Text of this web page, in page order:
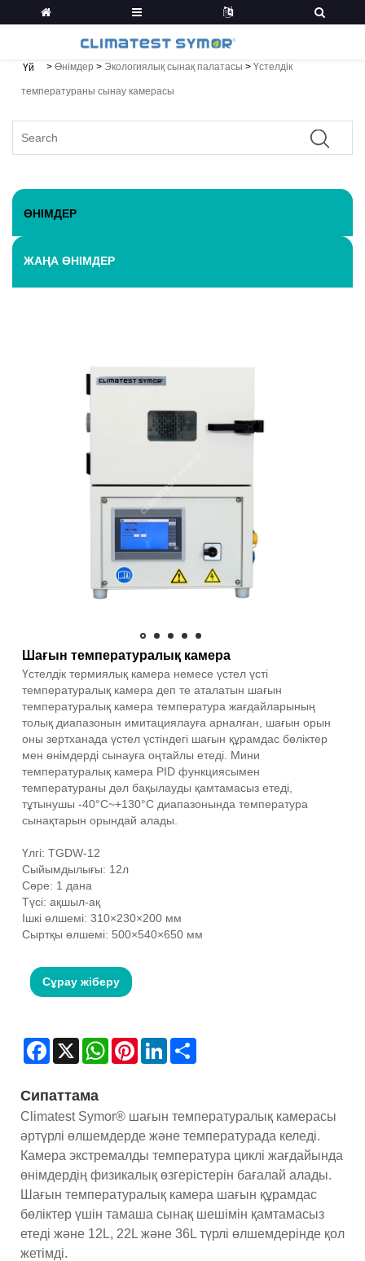
Үй > Өнімдер > Экологиялық сынақ палатасы > Үстелдік
температураны сынау камерасы
ӨНІМДЕР
ЖАҢА ӨНІМДЕР
Шағын температуралық камера
Үстелдік термиялық камера немесе үстел үсті
температуралық камера деп те аталатын шағын
температуралық камера температура жағдайларының
толық диапазонын имитациялауға арналған, шағын орын
оны зертханада үстел үстіндегі шағын құрамдас бөліктер
мен өнімдерді сынауға оңтайлы етеді. Мини
температуралық камера PID функциясымен
температураны дәл бақылауды қамтамасыз етеді,
тұтынушы -40°C~+130°C диапазонында температура
сынақтарын орындай алады.
Үлгі: TGDW-12
Сыйымдылығы: 12л
Сөре: 1 дана
Түсі: ақшыл-ақ
Ішкі өлшемі: 310×230×200 мм
Сыртқы өлшемі: 500×540×650 мм
Сұрау жіберу
Facebook
X WhatsAppPinterestLinkedIn
Сипаттама
Climatest Symor® шағын температуралық камерасы
әртүрлі өлшемдерде және температурада келеді.
Камера экстремалды температура циклі жағдайында
өнімдердің физикалық өзгерістерін бағалай алады.
Шағын температуралық камера шағын құрамдас
бөліктер үшін тамаша сынақ шешімін қамтамасыз
етеді және 12L, 22L және 36L түрлі өлшемдерінде қол
жетімді.